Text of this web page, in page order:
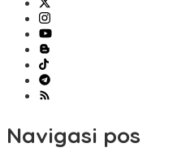
Navigasi pos